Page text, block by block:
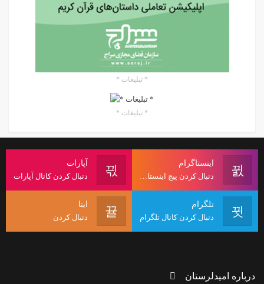
* تبلیغات *
* تبلیغات *
اینستاگرام
دنبال کردن پیج اینستاگرام
آپارات
دنبال کردن کانال آپارات
تلگرام
دنبال کردن کانال تلگرام
ایتا
دنبال کردن
درباره امیدلرستان